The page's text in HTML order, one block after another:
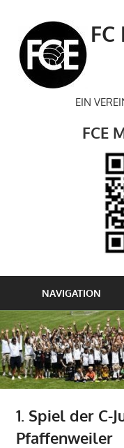
springen
EIN
FCE
NAVIGATION
1. Spiel der C-
Pfaffenweiler